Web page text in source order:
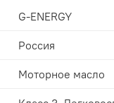
G-ENERGY
Россия
Моторное масло